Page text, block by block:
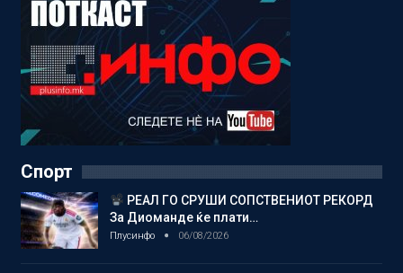
Спорт
РЕАЛ ГО СРУШИ СОПСТВЕНИОТ РЕКОРД
За Диоманде ќе плати…
Плусинфо 06/08/2026